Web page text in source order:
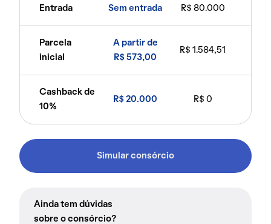
Entrada Sem entrada R$ 80.000
Parcela
inicial
A partir de
R$ 573,00
R$ 1.584,51
Cashback de
10%
R$ 20.000 R$ 0
Simular consórcio
Ainda tem dúvidas
sobre o consórcio?